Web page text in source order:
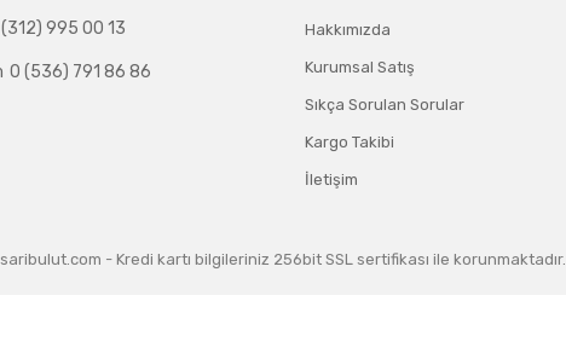
995 00 13
0 (536) 791 86 86
Hakkımızda
Kurumsal Satış
Sıkça Sorulan Sorular
Kargo Takibi
İletişim
- Kredi kartı bilgileriniz 256bit SSL sertifikası ile korunmaktadır.